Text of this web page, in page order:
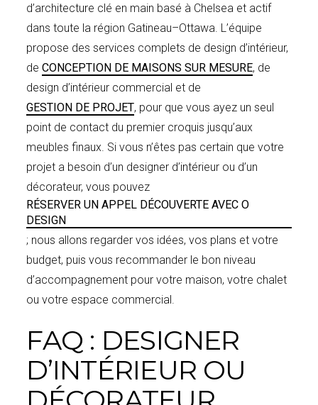
d’architecture clé en main basé à Chelsea et actif
dans toute la région Gatineau–Ottawa. L’équipe
propose des services complets de design d’intérieur,
deCONCEPTION DE MAISONS SUR MESURE, de
design d’intérieur commercial et de
GESTION DE PROJET, pour que vous ayez un seul
point de contact du premier croquis jusqu’aux
meubles finaux. Si vous n’êtes pas certain que votre
projet a besoin d’un designer d’intérieur ou d’un
décorateur, vous pouvez
RÉSERVER UN APPEL DÉCOUVERTE AVEC O
DESIGN
; nous allons regarder vos idées, vos plans et votre
budget, puis vous recommander le bon niveau
d’accompagnement pour votre maison, votre chalet
ou votre espace commercial.
FAQ : DESIGNER
D’INTÉRIEUR OU